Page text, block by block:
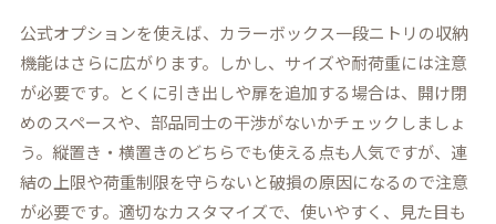
公式オプションを使えば、カラーボックス一段ニトリの収納
機能はさらに広がります。しかし、サイズや耐荷重には注意
が必要です。とくに引き出しや扉を追加する場合は、開け閉
めのスペースや、部品同士の干渉がないかチェックしましょ
う。縦置き・横置きのどちらでも使える点も人気ですが、連
結の上限や荷重制限を守らないと破損の原因になるので注意
が必要です。適切なカスタマイズで、使いやすく、見た目も